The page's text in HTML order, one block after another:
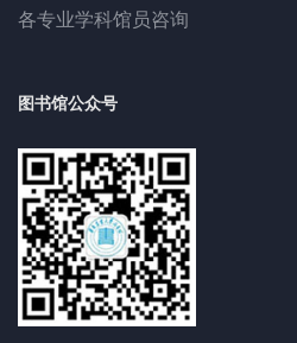
各专业学科馆员咨询
图书馆公众号